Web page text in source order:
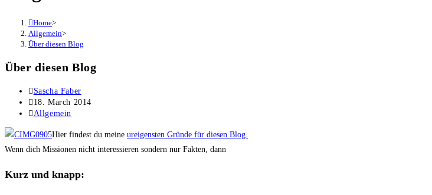
Home>
Allgemein>
Über diesen Blog
Über diesen Blog
Post
author:
Sascha Faber
Post
published:
18. March 2014
Post
Allgemein
Hier findest du meine ureigensten Gründe für diesen Blog.
Wenn dich Missionen nicht interessieren sondern nur Fakten, dann
Kurz und knapp: